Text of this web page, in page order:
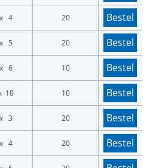
4 20 Bestel
5 20 Bestel
6 10 Bestel
10 10 Bestel
3 20 Bestel
4 20 Bestel
LOGIN
in om in te loggen